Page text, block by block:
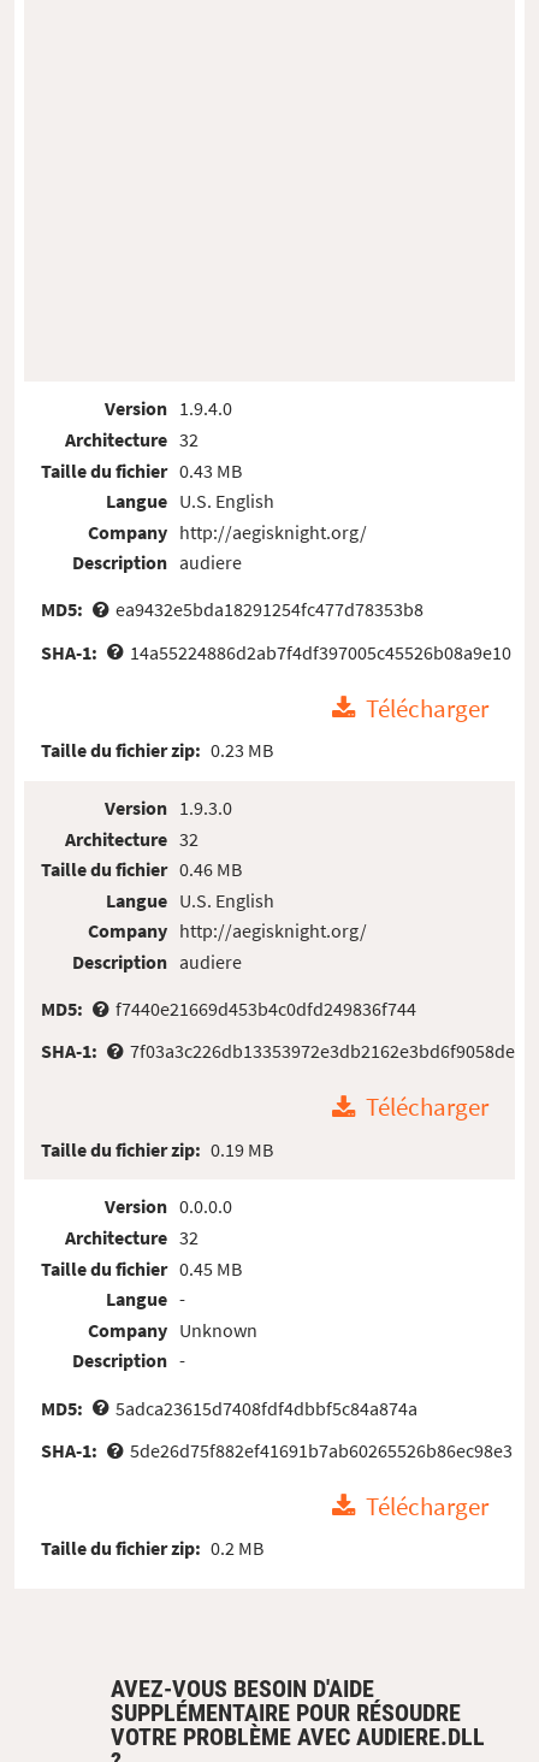
Version
Architecture
Taille du fichier
Langue
Company
Description
1.9.4.0
32
0.43 MB
U.S. English
http://aegisknight.org/
audiere
MD5:
ea9432e5bda18291254fc477d78353b8
SHA-1:
14a55224886d2ab7f4df397005c45526b08a9e10
Télécharger
Taille du fichier zip: 0.23 MB
Version
Architecture
Taille du fichier
Langue
Company
Description
1.9.3.0
32
0.46 MB
U.S. English
http://aegisknight.org/
audiere
MD5:
f7440e21669d453b4c0dfd249836f744
SHA-1:
7f03a3c226db13353972e3db2162e3bd6f9058de
Télécharger
Taille du fichier zip: 0.19 MB
Version
Architecture
Taille du fichier
Langue
Company
Description
0.0.0.0
32
0.45 MB
-
Unknown
-
MD5:
5adca23615d7408fdf4dbbf5c84a874a
SHA-1:
5de26d75f882ef41691b7ab60265526b86ec98e3
Télécharger
Taille du fichier zip: 0.2 MB
AVEZ-VOUS BESOIN D'AIDE
SUPPLÉMENTAIRE POUR RÉSOUDRE
VOTRE PROBLÈME AVEC AUDIERE.DLL